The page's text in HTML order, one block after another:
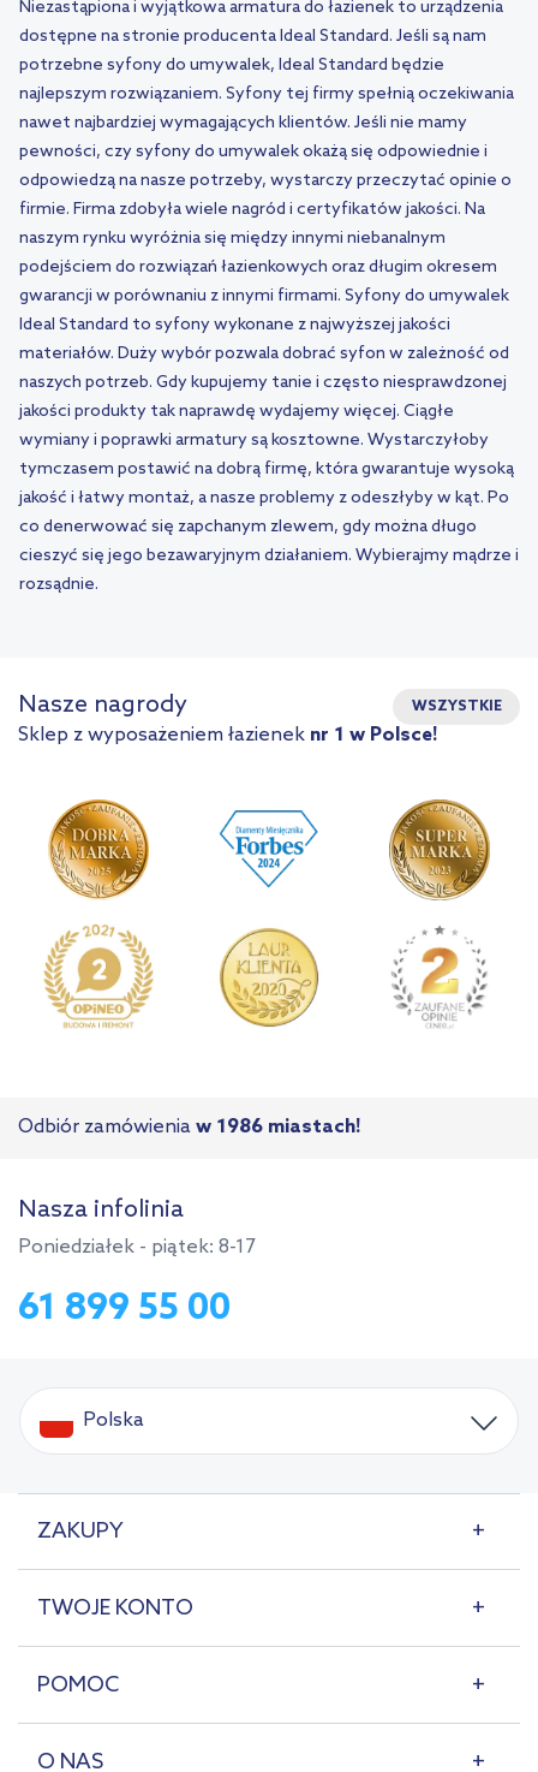
Niezastąpiona i wyjątkowa armatura do łazienek to urządzenia
dostępne na stronie producenta Ideal Standard. Jeśli są nam
potrzebne syfony do umywalek, Ideal Standard będzie
najlepszym rozwiązaniem. Syfony tej firmy spełnią oczekiwania
nawet najbardziej wymagających klientów. Jeśli nie mamy
pewności, czy syfony do umywalek okażą się odpowiednie i
odpowiedzą na nasze potrzeby, wystarczy przeczytać opinie o
firmie. Firma zdobyła wiele nagród i certyfikatów jakości. Na
naszym rynku wyróżnia się między innymi niebanalnym
podejściem do rozwiązań łazienkowych oraz długim okresem
gwarancji w porównaniu z innymi firmami. Syfony do umywalek
Ideal Standard to syfony wykonane z najwyższej jakości
materiałów. Duży wybór pozwala dobrać syfon w zależność od
naszych potrzeb. Gdy kupujemy tanie i często niesprawdzonej
jakości produkty tak naprawdę wydajemy więcej. Ciągłe
wymiany i poprawki armatury są kosztowne. Wystarczyłoby
tymczasem postawić na dobrą firmę, która gwarantuje wysoką
jakość i łatwy montaż, a nasze problemy z odeszłyby w kąt. Po
co denerwować się zapchanym zlewem, gdy można długo
cieszyć się jego bezawaryjnym działaniem. Wybierajmy mądrze i
rozsądnie.
Nasze nagrody WSZYSTKIE
Sklep z wyposażeniem łazienek nr 1 w Polsce!
Odbiór zamówienia w 1986 miastach!
Nasza infolinia
Poniedziałek - piątek: 8-17
61 899 55 00
Polska
ZAKUPY
TWOJE KONTO
POMOC
O NAS